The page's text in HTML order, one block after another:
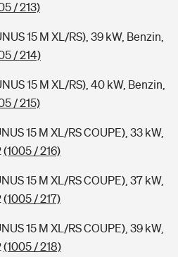
/ 213)
15 M XL/RS), 39 kW, Benzin,
/ 214)
15 M XL/RS), 40 kW, Benzin,
/ 215)
15 M XL/RS COUPE), 33 kW,
(1005 / 216)
15 M XL/RS COUPE), 37 kW,
(1005 / 217)
15 M XL/RS COUPE), 39 kW,
(1005 / 218)